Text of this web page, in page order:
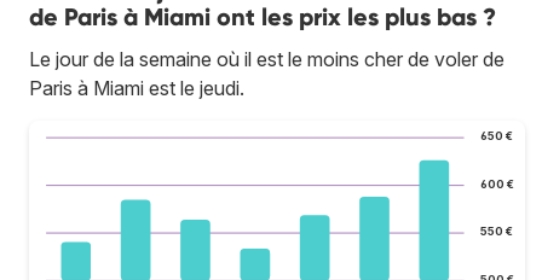
de Paris à Miami ont les prix les plus bas ?
Le jour de la semaine où il est le moins cher de voler de
Paris à Miami est le jeudi.
550 €
600 €
650 €